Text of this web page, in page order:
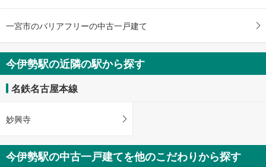
一宮市のバリアフリーの中古一戸建て
今伊勢駅の近隣の駅から探す
名鉄名古屋本線
妙興寺
今伊勢駅の中古一戸建てを他のこだわりから探す